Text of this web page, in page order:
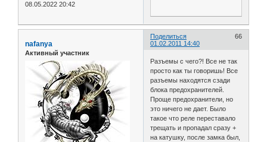
08.05.2022 20:42
Поделиться
66
01.02.2011 14:40
nafanya
Активный участник
Разъемы с чего?! Все не так
просто как ты говоришь! Все
разъемы находятся сзади
блока предохранителей.
Проще предохранители, но
это ничего не дает. Было
такое что реле переставало
трещать и пропадал сразу +
на катушку, после замка был,